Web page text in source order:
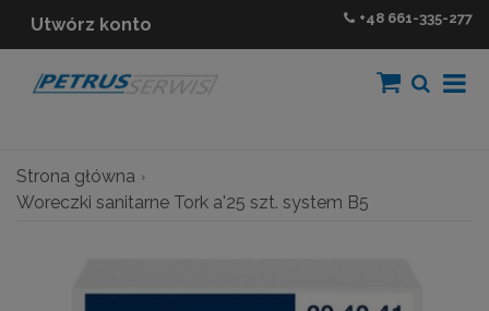
Utwórz konto +48 661-335-277
Strona główna
Woreczki sanitarne Tork a'25 szt. system B5